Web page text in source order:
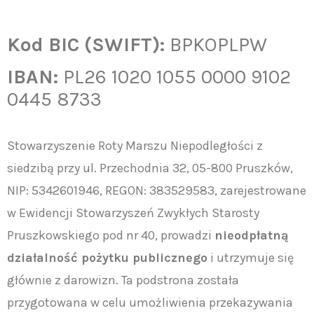
Kod BIC (SWIFT): BPKOPLPW
IBAN: PL26 1020 1055 0000 9102
0445 8733
Stowarzyszenie Roty Marszu Niepodległości z
siedzibą przy ul. Przechodnia 32, 05-800 Pruszków,
NIP: 5342601946, REGON: 383529583, zarejestrowane
w Ewidencji Stowarzyszeń Zwykłych Starosty
Pruszkowskiego pod nr 40, prowadzi nieodpłatną
działalność pożytku publicznego i utrzymuje się
głównie z darowizn. Ta podstrona została
przygotowana w celu umożliwienia przekazywania